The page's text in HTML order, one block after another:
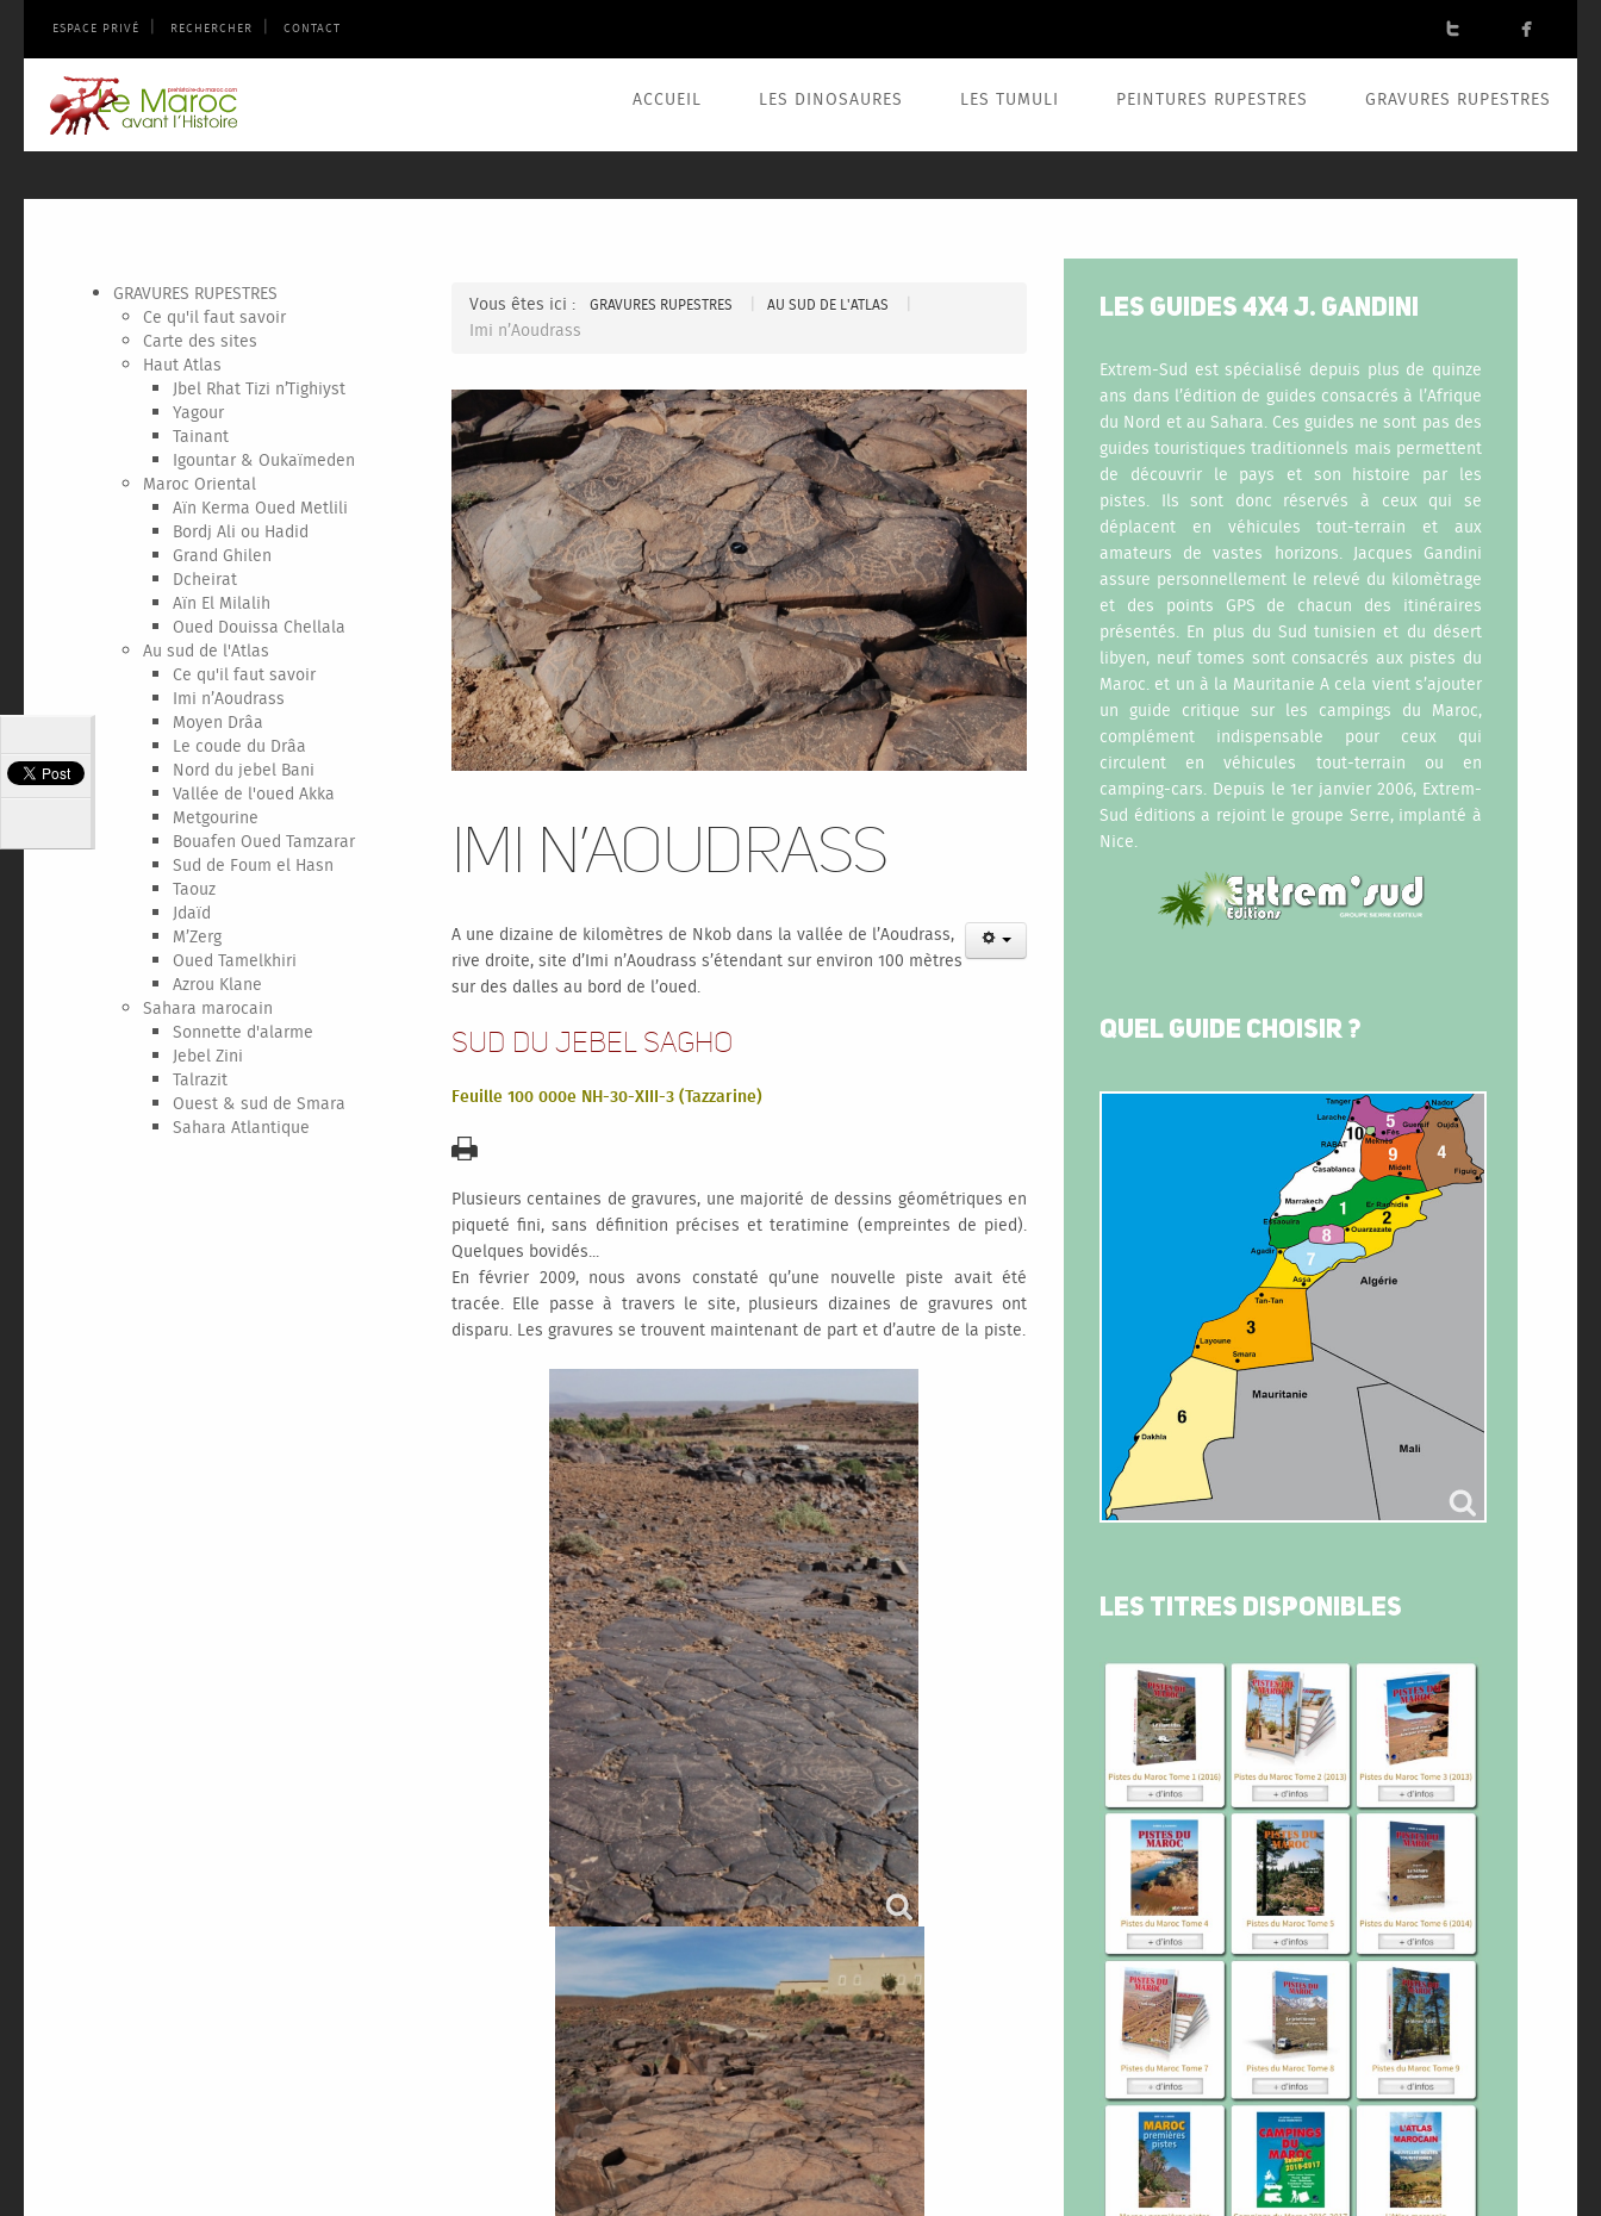
ESPACE PRIVÉ | RECHERCHER | CONTACT  
ACCUEIL LES DINOSAURES LES TUMULI PEINTURES RUPESTRES GRAVURES RUPESTRES
GRAVURES RUPESTRES
Ce qu'il faut savoir
Carte des sites
Haut Atlas
Jbel Rhat Tizi n’Tighiyst
Yagour
Tainant
Igountar & Oukaïmeden
Maroc Oriental
Aïn Kerma Oued Metlili
Bordj Ali ou Hadid
Grand Ghilen
Dcheirat
Aïn El Milalih
Oued Douissa Chellala
Au sud de l'Atlas
Ce qu'il faut savoir
Imi n’Aoudrass
Moyen Drâa
Le coude du Drâa
Nord du jebel Bani
Vallée de l'oued Akka
Metgourine
Bouafen Oued Tamzarar
Sud de Foum el Hasn
Taouz
Jdaïd
M’Zerg
Oued Tamelkhiri
Azrou Klane
Sahara marocain
Sonnette d'alarme
Jebel Zini
Talrazit
Ouest & sud de Smara
Sahara Atlantique
Vous êtes ici : GRAVURES RUPESTRES AU SUD DE L'ATLAS
Imi n’Aoudrass
Imi n’Aoudrass
A une dizaine de kilomètres de Nkob dans la vallée de l’Aoudrass,
rive droite, site d’Imi n’Aoudrass s’étendant sur environ 100 mètres
sur des dalles au bord de l’oued.
Sud du jebel Sagho
Feuille 100 000e NH-30-XIII-3 (Tazzarine)
produite
Google Maps ne s'est pas chargé correctement sur cette page. Pour
plus d'informations techniques sur cette erreur, veuillez consulter la
console JavaScript.
Plusieurs centaines de gravures, une majorité de dessins géométriques en
piqueté fini, sans définition précises et teratimine (empreintes de pied).
Quelques bovidés...
En février 2009, nous avons constaté qu’une nouvelle piste avait été
tracée. Elle passe à travers le site, plusieurs dizaines de gravures ont
disparu. Les gravures se trouvent maintenant de part et d’autre de la piste.
LES GUIDES 4X4 J. GANDINI
Extrem-Sud est spécialisé depuis plus de quinze
ans dans l’édition de guides consacrés à l’Afrique
du Nord et au Sahara. Ces guides ne sont pas des
guides touristiques traditionnels mais permettent
de découvrir le pays et son histoire par les
pistes. Ils sont donc réservés à ceux qui se
déplacent en véhicules tout-terrain et aux
amateurs de vastes horizons. Jacques Gandini
assure personnellement le relevé du kilomètrage
et des points GPS de chacun des itinéraires
présentés. En plus du Sud tunisien et du désert
libyen, neuf tomes sont consacrés aux pistes du
Maroc. et un à la Mauritanie A cela vient s’ajouter
un guide critique sur les campings du Maroc,
complément indispensable pour ceux qui
circulent en véhicules tout-terrain ou en
camping-cars. Depuis le 1er janvier 2006, Extrem-
Sud éditions a rejoint le groupe Serre, implanté à
Nice.
QUEL GUIDE CHOISIR ?
LES TITRES DISPONIBLES